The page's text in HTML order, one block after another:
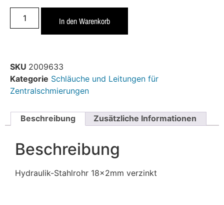
In den Warenkorb
SKU 2009633
Kategorie Schläuche und Leitungen für
Zentralschmierungen
Beschreibung Zusätzliche Informationen
Beschreibung
Hydraulik-Stahlrohr 18x2mm verzinkt